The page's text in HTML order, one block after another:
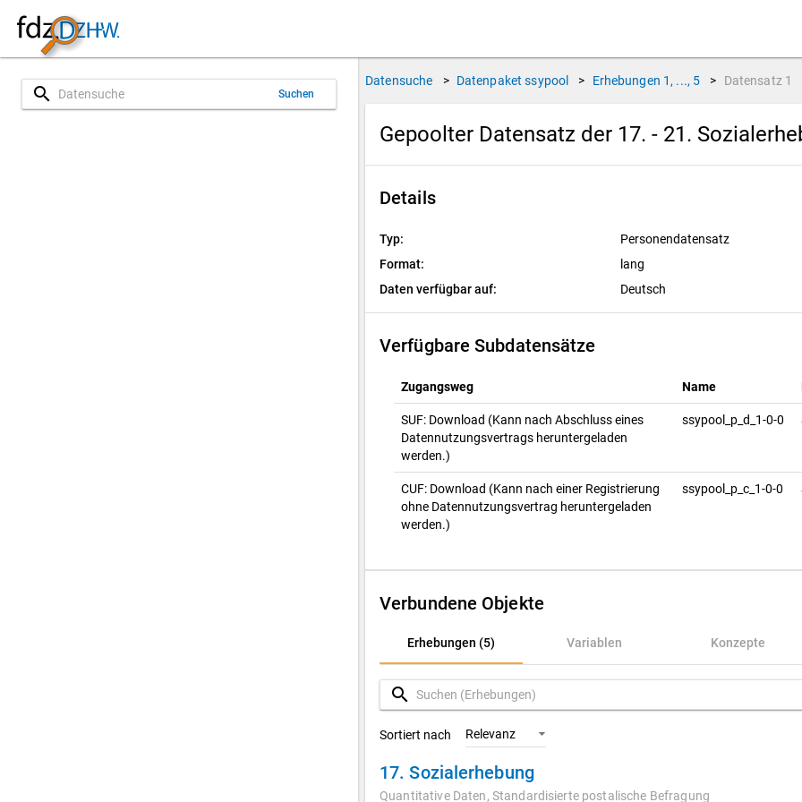
search Suchen
Datensuche > Datenpaket ssypool > Erhebungen 1, ..., 5 > Datensatz 1
Gepoolter Datensatz der 17. - 21.
Details
Typ:
Personendatensatz
Format:
lang
Daten verfügbar auf:
Deutsch
Verfügbare Subdatensätze
Zugangsweg Name
SUF: Download (Kann nach Abschluss eines
Datennutzungsvertrags heruntergeladen
werden.)
ssypool_p_d_1-0-0
CUF: Download (Kann nach einer Registrierung
ohne Datennutzungsvertrag heruntergeladen
werden.)
ssypool_p_c_1-0-0
Verbundene Objekte
Erhebungen (5) Variablen Konzepte
Erhebungen (5)
Variablen
Konzepte
search
Sortiert nach Relevanz
17. Sozialerhebung
Quantitative Daten, Standardisierte postalische Befragung